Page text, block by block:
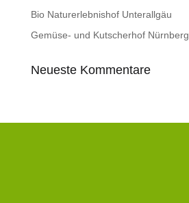
Bio Naturerlebnishof Unterallgäu
Gemüse- und Kutscherhof Nürnberg
Neueste Kommentare